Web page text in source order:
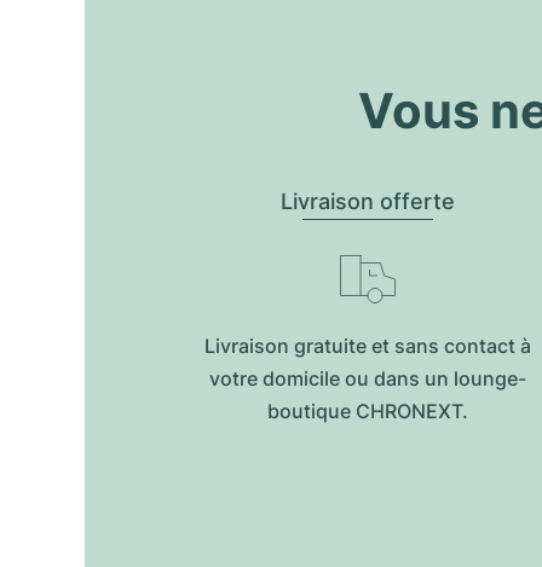
Vous
Livraison offerte
Livraison gratuite et sans contact à
votre domicile ou dans un lounge-
boutique CHRONEXT.